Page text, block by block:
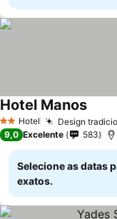
2 Estrelas
Hotel Design
Hotel ManosVer
9,0 Excelente 583
Selecione as datas
exatos.